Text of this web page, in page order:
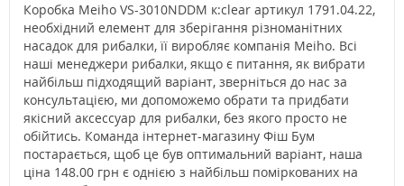
Коробка Meiho VS-3010NDDM к:clear артикул 1791.04.22,
необхідний елемент для зберігання різноманітних
насадок для рибалки, її виробляє компанія Meiho. Всі
наші менеджери рибалки, якщо є питання, як вибрати
найбільш підходящий варіант, зверніться до нас за
консультацією, ми допоможемо обрати та придбати
якісний аксессуар для рибалки, без якого просто не
обійтись. Команда інтернет-магазину Фіш Бум
постарається, щоб це був оптимальний варіант, наша
ціна 148.00 грн є однією з найбільш поміркованих на